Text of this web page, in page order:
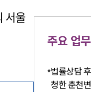
상담접수
서울
주요 업
법률상담
청한 춘천